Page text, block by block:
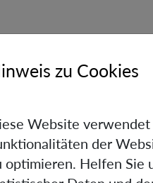
zu Cookies
Website
der
optimieren. Helfen Sie